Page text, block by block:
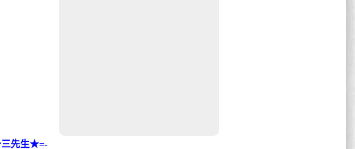
先生★=-